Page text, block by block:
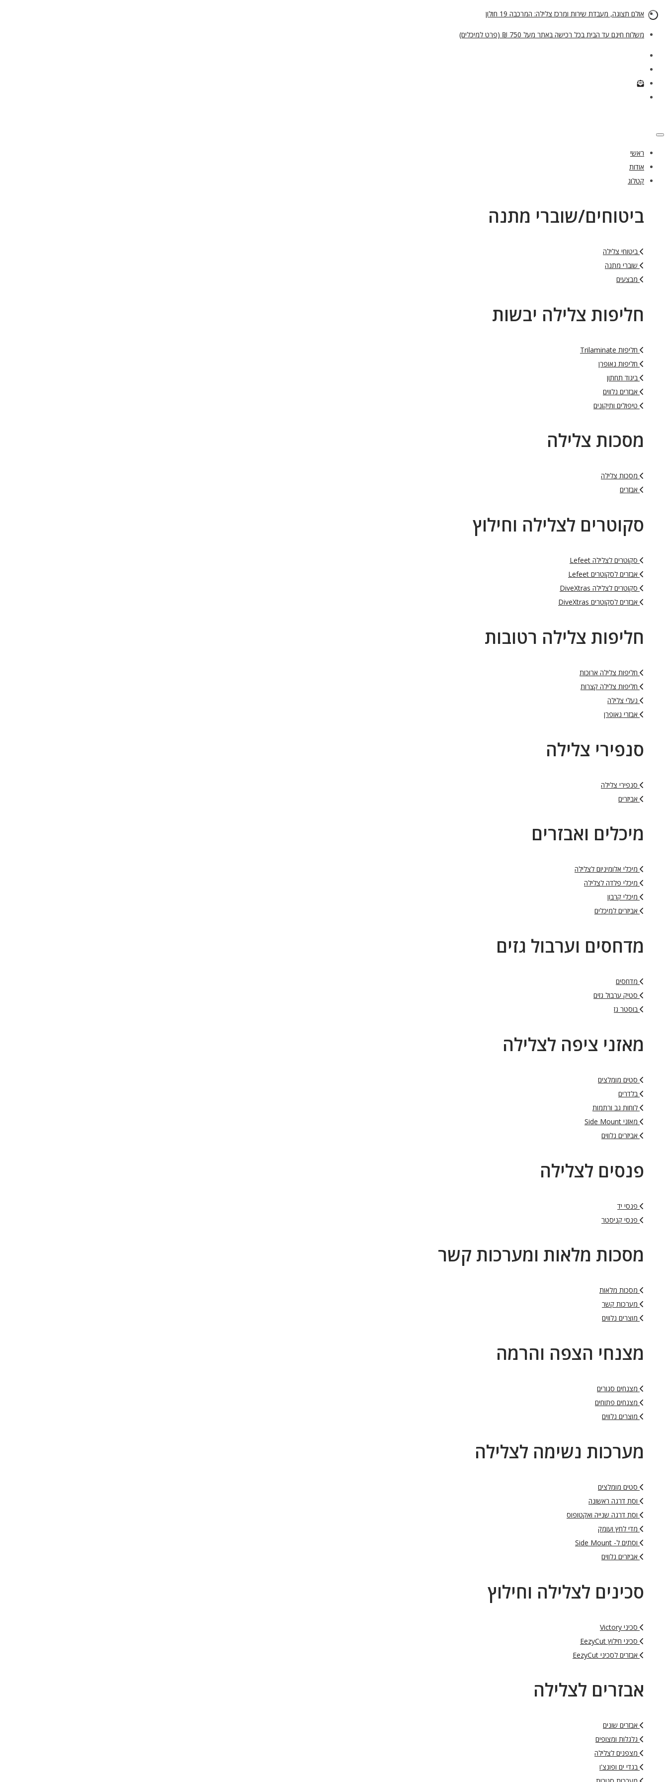
אולם תצוגה, מעבדת שירות ומרכז צלילה: המרכבה 19 חולון
משלוח חינם עד הבית בכל רכישה באתר מעל 750 ₪ (פרט למיכלים)
ראשי
אודות
קטלוג
ביטוחים/שוברי מתנה
ביטוחי צלילה
שוברי מתנה
מבצעים
חליפות צלילה יבשות
חליפות Trilaminate
חליפות נאופרן
ביגוד תחתון
אבזרים נלווים
טיפולים ותיקונים
מסכות צלילה
מסכות צלילה
אבזרים
סקוטרים לצלילה וחילוץ
סקוטרים לצלילה Lefeet
אבזרים לסקוטרים Lefeet
סקוטרים לצלילה DiveXtras
אבזרים לסקוטרים DiveXtras
חליפות צלילה רטובות
חליפות צלילה ארוכות
חליפות צלילה קצרות
נעלי צלילה
אבזרי נאופרן
סנפירי צלילה
סנפירי צלילה
אביזרים
מיכלים ואבזרים
מיכלי אלומיניום לצלילה
מיכלי פלדה לצלילה
מיכלי קרבון
אביזרים למיכלים
מדחסים וערבול גזים
מדחסים
סטיק ערבול גזים
בוסטר גז
מאזני ציפה לצלילה
סטים מומלצים
בלדרים
לוחות גב ורתמות
מאזני Side Mount
אביזרים נלווים
פנסים לצלילה
פנסי יד
פנסי קניסטר
מסכות מלאות ומערכות קשר
מסכות מלאות
מערכות קשר
מוצרים נלווים
מצנחי הצפה והרמה
מצנחים סגורים
מצנחים פתוחים
מוצרים נלווים
מערכות נשימה לצלילה
סטים מומלצים
וסת דרגה ראשונה
וסת דרגה שנייה ואקטופוס
מדי לחץ ועומק
וסתים ל- Side Mount
אביזרים נלווים
סכינים לצלילה וחילוץ
סכיני Victory
סכיני חילוץ EezyCut
אבזרים לסכיני EezyCut
אבזרים לצלילה
אבזרים שונים
גלגלות ומצופים
מצפנים לצלילה
בגדי ים ופונצ'ו